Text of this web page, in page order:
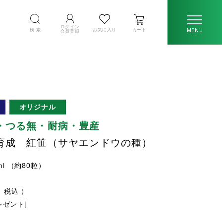
検 索
ログイン
会員登録
お気に入り カート MENU
オリジナル
つる無・耐病・豊産
成 紅笹（サヤエンドウの種）
（約80粒）
税込
ゼント]